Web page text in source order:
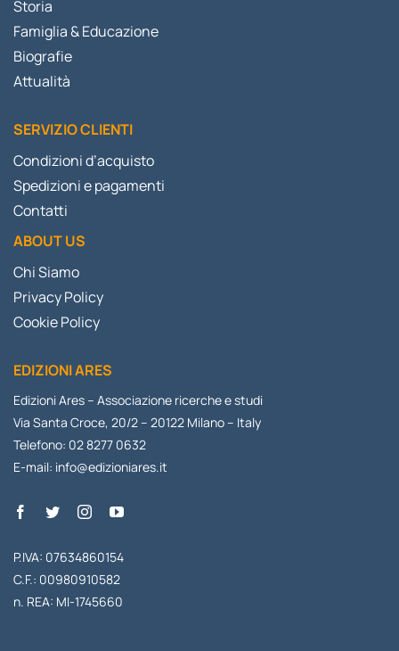
Storia
Famiglia & Educazione
Biografie
Attualità
SERVIZIO CLIENTI
Condizioni d’acquisto
Spedizioni e pagamenti
Contatti
ABOUT US
Chi Siamo
Privacy Policy
Cookie Policy
EDIZIONI ARES
Edizioni Ares – Associazione ricerche e studi
Via Santa Croce, 20/2 – 20122 Milano – Italy
Telefono: 02 8277 0632
E-mail: info@edizioniares.it
P.IVA: 07634860154
C.F.: 00980910582
n. REA: MI-1745660